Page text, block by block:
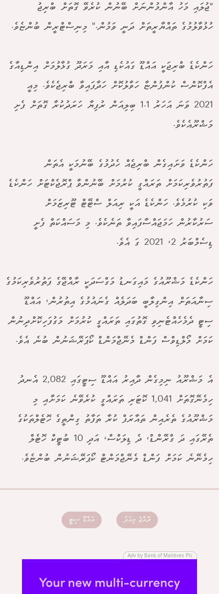
"ޖުލައި މަހު އާންމުންނަށް ބޭނުން ކުރެވޭ ގޮތަށް ބްރިޖު
ހުޅުވާލުމުގެ ތައްޔާރީތަށް ދަނީ ވަމުން." މިނިސްޓްރީން ބުންޏެވެ.
ހަންކެޑެ ބްރިޖަކީ އައްޑޫ ގައުކެޑި އާއި މަރަދޫ ގުޅާލުމަށް އިންޑިއާގެ
އެފްކޮންސް ކުންފުންޏާ ހަވާލުކޮށް ހަދާފައިވާ ބްރިޖެކެވެ. މިއީ
2021 ވަނަ އަހަރު 1.1 ބިލިއަން ރުފިޔާ ހަރަދުކުރާ ގޮތަށް ފެށި
މަޝްރޫއެކެވެ.
ހަންކެޑެ ވަށައިގެން ބްރިޖެއް ހެދުމުގެ ބޭނުމަކީ އެތަން
ފަތުރުވެރިކަމަށް ތަރައްގީ ކުރުމަށް ބޭނުންވާ ޕްރޮޖެކްޓަށް ހަންކެޑެ
ވަކި ކުރުމެވެ. ހަންކެޑެ އަކީ ރިއަލް ސްޓޭޓް ޓޫރިޒަމަށް
ސަރުކާރުން ހަމަޖައްސާފައިވާ ތަނެކެވެ. މި މަސައްކަތް ފެށީ
ޑިސެމްބަރު 2، 2021 ގަ އެވެ.
ހަންކެޑެ މަޝްރޫއުގެ މައިގަނޑު މަގްސަދަކީ ރާއްޖޭގެ ފަތުރުވެރިކަމުގެ
ސިނާއަތަށް އިންގިލާބީ ބަދަލެއް ގެނައުމުގެ އިތުރުން، އައްޑޫ
ސިޓީ ދެމެހެއްޓެނިވި ގޮތުގައި ތަރައްގީ ކުރުމަށް މަގުފަހިކޮށްދިނުން
ކަމަށް މޯލްޑިވްސް ފަންޑް މެނޭޖްމަންޑް ކޯޕަރޭޝަނުން ބުނެ އެވެ.
އެ މަޝްރޫއު ނިމިގެން ދާއިރު އައްޑޫ ސިޓީގައި 2,082 އެނދު
ހިމެނޭގޮތަށް 1,041 ކޮޓަރި ތަރައްގީ ކުރެވޭނެ ކަމަށާއި މި
މަޝްރޫއުގެ ތެރެއިން ތައާރަފް ކުރާ ތަފާތު ގިންތީގެ ހޮޓެލްތަކުގެ
ތެރޭގައި ދަ ގްރޭންޑް، ދެ ޑިލަކްސް، އަދި 10 ބުޓީކް ހޮޓެލް
ހިމެނޭނެ ކަމަށް ފަންޑް މެނޭޖްމަންޓް ކޯޕަރޭޝަނުން ބުންޏެވެ.
ރާއްޖެ މިއަދު އައްޑޫ ސިޓީ
Adv by Bank of Maldives Plc